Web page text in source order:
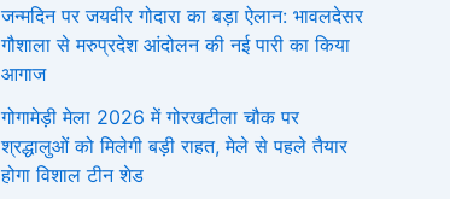
जन्मदिन पर जयवीर गोदारा का बड़ा ऐलान: भावलदेसर
गौशाला से मरुप्रदेश आंदोलन की नई पारी का किया
आगाज
गोगामेड़ी मेला 2026 में गोरखटीला चौक पर
श्रद्धालुओं को मिलेगी बड़ी राहत, मेले से पहले तैयार
होगा विशाल टीन शेड